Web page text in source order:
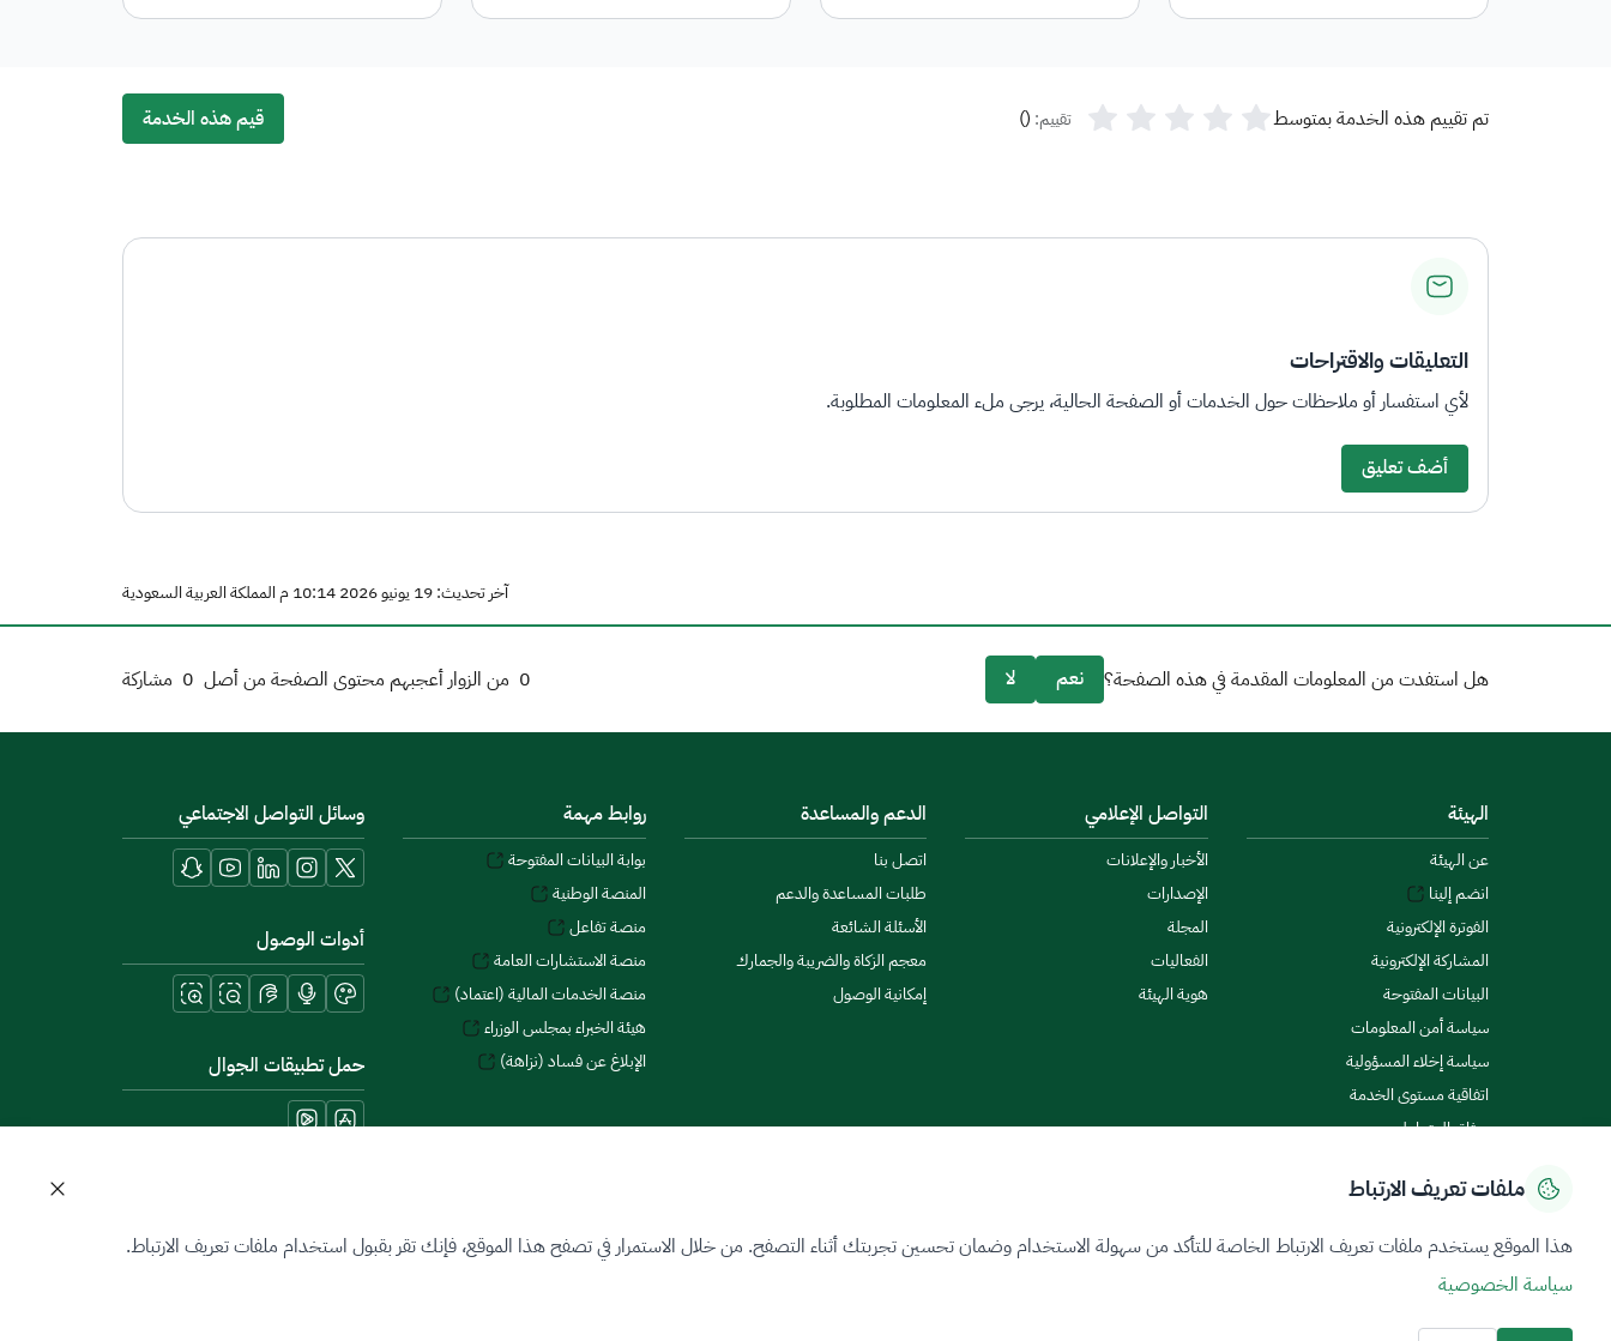
تم تقييم هذه الخدمة بمتوسط تقييم: (
) قيم هذه الخدمة
التعليقات والاقتراحات
لأي استفسار أو ملاحظات حول الخدمات أو الصفحة الحالية، يرجى ملء المعلومات المطلوبة.
أضف تعليق
آخر تحديث: 19 يونيو 2026 10:14 م المملكة العربية السعودية
0 من الزوار أعجبهم محتوى الصفحة من أصل 0 مشاركة هل استفدت من المعلومات المقدمة في هذه الصفحة؟ نعم لا
الهيئة
عن الهيئة
انضم إلينا
الفوترة الإلكترونية
المشاركة الإلكترونية
البيانات المفتوحة
سياسة أمن المعلومات
سياسة إخلاء المسؤولية
اتفاقية مستوى الخدمة
ميثاق المتعاملين
التواصل الإعلامي
الأخبار والإعلانات
الإصدارات
المجلة
الفعاليات
هوية الهيئة
الدعم والمساعدة
اتصل بنا
طلبات المساعدة والدعم
الأسئلة الشائعة
معجم الزكاة والضريبة والجمارك
إمكانية الوصول
روابط مهمة
بوابة البيانات المفتوحة
المنصة الوطنية
منصة تفاعل
منصة الاستشارات العامة
منصة الخدمات المالية (اعتماد)
هيئة الخبراء بمجلس الوزراء
الإبلاغ عن فساد (نزاهة)
وسائل التواصل الاجتماعي
أدوات الوصول
حمل تطبيقات الجوال
جميع الحقوق محفوظة 2026 © ZATCA.GOV.SA
ملفات تعريف الارتباط
هذا الموقع يستخدم ملفات تعريف الارتباط الخاصة للتأكد من سهولة الاستخدام وضمان تحسين تجربتك أثناء التصفح. من خلال الاستمرار في تصفح هذا الموقع، فإنك تقر بقبول استخدام ملفات تعريف الارتباط.
سياسة الخصوصية